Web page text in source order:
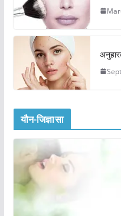
यौन-जिज्ञासा